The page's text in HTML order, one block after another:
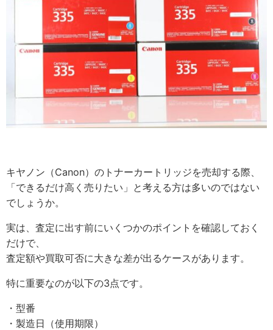
キヤノン（Canon）のトナーカートリッジを売却する際、
「できるだけ高く売りたい」と考える方は多いのではない
でしょうか。
実は、査定に出す前にいくつかのポイントを確認しておく
だけで、
査定額や買取可否に大きな差が出るケースがあります。
特に重要なのが以下の3点です。
・型番
・製造日（使用期限）